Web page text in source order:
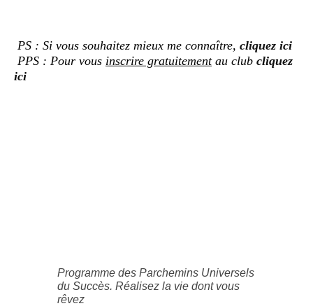
PS : Si vous souhaitez mieux me connaître, cliquez ici
PPS : Pour vous inscrire gratuitementau club cliquez
ici
Programme des Parchemins Universels
du Succès. Réalisez la vie dont vous
rêvez